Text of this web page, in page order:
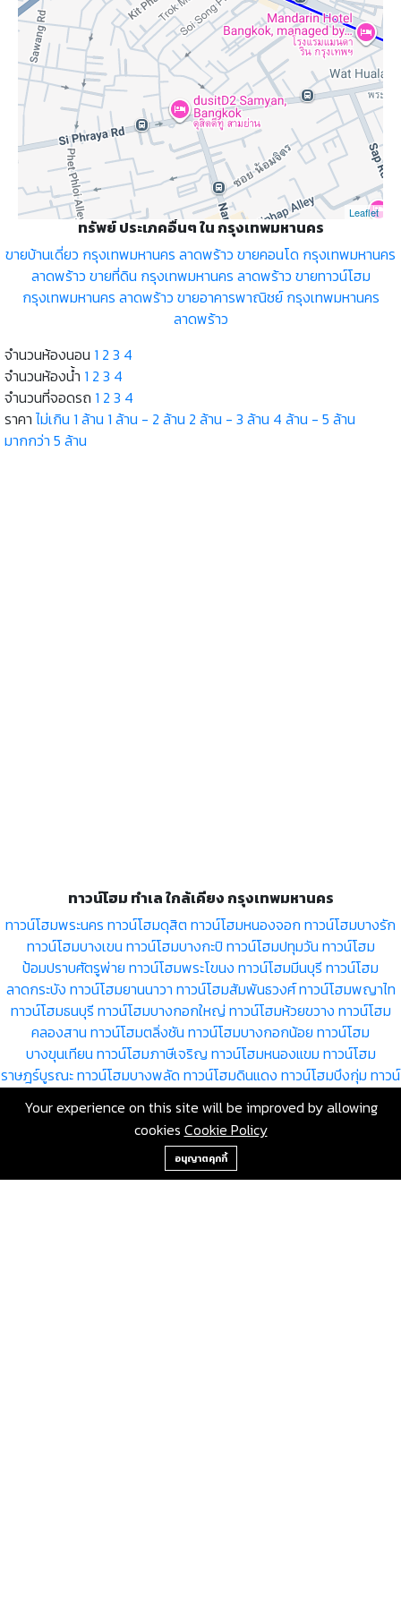
Leaflet
ทรัพย์ ประเภคอื่นๆ ใน กรุงเทพมหานคร
ขายบ้านเดี่ยว กรุงเทพมหานคร ลาดพร้าว ขายคอนโด กรุงเทพมหานคร
ลาดพร้าว ขายที่ดิน กรุงเทพมหานคร ลาดพร้าว ขายทาวน์โฮม
กรุงเทพมหานคร ลาดพร้าว ขายอาคารพาณิชย์ กรุงเทพมหานคร
ลาดพร้าว
จำนวนห้องนอน 1 2 3 4
จำนวนห้องน้ำ 1 2 3 4
จำนวนที่จอดรถ 1 2 3 4
ราคา ไม่เกิน 1 ล้าน 1 ล้าน - 2 ล้าน 2 ล้าน - 3 ล้าน 4 ล้าน - 5 ล้าน
มากกว่า 5 ล้าน
ทาวน์โฮม ทำเล ใกล้เคียง กรุงเทพมหานคร
ทาวน์โฮมพระนคร ทาวน์โฮมดุสิต ทาวน์โฮมหนองจอก ทาวน์โฮมบางรัก
ทาวน์โฮมบางเขน ทาวน์โฮมบางกะปิ ทาวน์โฮมปทุมวัน ทาวน์โฮม
ป้อมปราบศัตรูพ่าย ทาวน์โฮมพระโขนง ทาวน์โฮมมีนบุรี ทาวน์โฮม
ลาดกระบัง ทาวน์โฮมยานนาวา ทาวน์โฮมสัมพันธวงศ์ทาวน์โฮมพญาไท
ทาวน์โฮมธนบุรี ทาวน์โฮมบางกอกใหญ่ ทาวน์โฮมห้วยขวาง ทาวน์โฮม
คลองสาน ทาวน์โฮมตลิ่งชัน ทาวน์โฮมบางกอกน้อย ทาวน์โฮม
บางขุนเทียน ทาวน์โฮมภาษีเจริญ ทาวน์โฮมหนองแขม ทาวน์โฮม
ราษฎร์บูรณะทาวน์โฮมบางพลัด ทาวน์โฮมดินแดง ทาวน์โฮมบึงกุ่ม ทาวน์
ทาวน์โฮมประเวศ ทาวน์โฮมคลองเตยทาวน์โฮมสวนหลวงทาวน์โฮม
ทาวน์โฮมดอนเมืองทาวน์โฮมราชเทวีทาวน์โฮมลาดพร้าว
ทาวน์โฮมหลักสี่
คันนายาวทาวน์โฮมสะพานสูงทาวน์โฮมวังทองหลางทาวน์โฮมคลอง
+66-2-840-2224, 081-638-9190
Your experience on this site will be improved by allowing
cookies Cookie Policy
อนุญาตคุกกี้